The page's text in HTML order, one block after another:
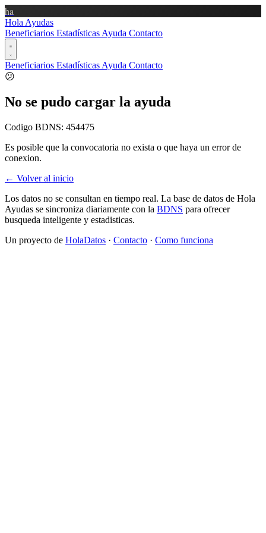
ha
Hola Ayudas
Beneficiarios Estadísticas Ayuda Contacto
Beneficiarios Estadísticas Ayuda Contacto
😕
No se pudo cargar la ayuda
Codigo BDNS: 454475
Es posible que la convocatoria no exista o que haya un error de
conexion.
← Volver al inicio
Los datos no se consultan en tiempo real. La base de datos de Hola
Ayudas se sincroniza diariamente con la BDNS para ofrecer
busqueda inteligente y estadisticas.
Un proyecto de HolaDatos · Contacto · Como funciona